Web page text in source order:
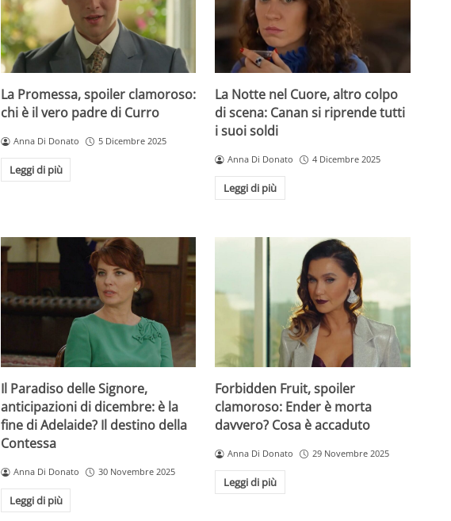
La Promessa, spoiler clamoroso:
chi è il vero padre di Curro
Anna Di Donato 5 Dicembre 2025
Leggi di più
La Notte nel Cuore, altro colpo
di scena: Canan si riprende tutti
i suoi soldi
Anna Di Donato 4 Dicembre 2025
Leggi di più
Il Paradiso delle Signore,
anticipazioni di dicembre: è la
fine di Adelaide? Il destino della
Contessa
Anna Di Donato 30 Novembre 2025
Leggi di più
Forbidden Fruit, spoiler
clamoroso: Ender è morta
davvero? Cosa è accaduto
Anna Di Donato 29 Novembre 2025
Leggi di più